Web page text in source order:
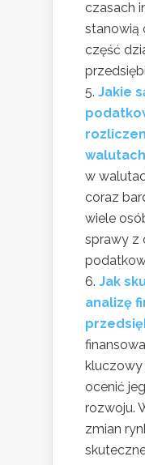
czasach
stanowią
część
Jakie
w
coraz
wiele
sprawy z
Jak
analizę
ocenić
rozwoju.
zmian